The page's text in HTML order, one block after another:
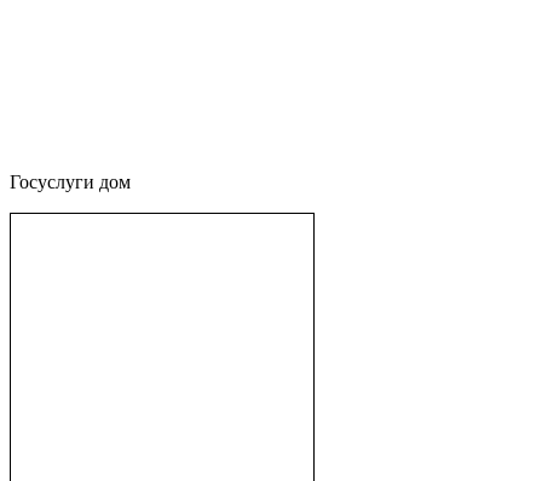
Госуслуги дом